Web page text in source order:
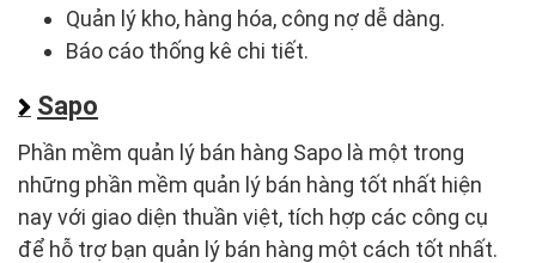
Quản lý kho, hàng hóa, công nợ dễ dàng.
Báo cáo thống kê chi tiết.
Sapo
Phần mềm quản lý bán hàng Sapo là một trong
những phần mềm quản lý bán hàng tốt nhất hiện
nay với giao diện thuần việt, tích hợp các công cụ
để hỗ trợ bạn quản lý bán hàng một cách tốt nhất.